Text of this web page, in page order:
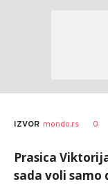
IZVOR mondo.rs 0
Prasica
sada voli samo